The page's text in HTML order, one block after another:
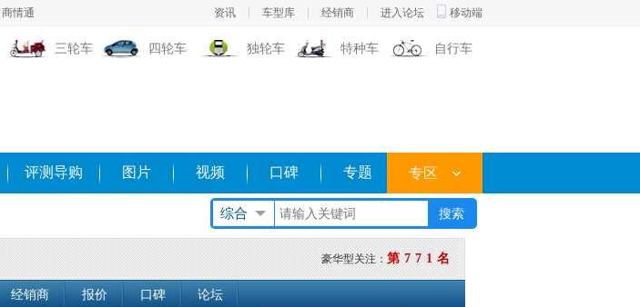
资讯 车型库 经销商 进入论坛 移动端
商情通
三轮车 四轮车 独轮车 特种车 自行车
评测导购 图片 视频 口碑 专题 专区
综合
豪华型关注：第771名
经销商 报价 口碑 论坛